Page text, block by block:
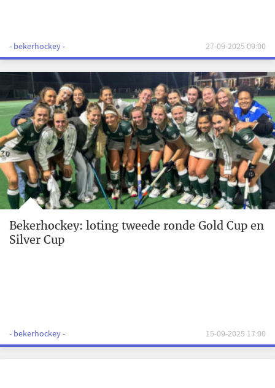
- bekerhockey - 27-09-2025 09:00
Bekerhockey: loting tweede ronde Gold Cup en
Silver Cup
- bekerhockey - 15-09-2025 17:00